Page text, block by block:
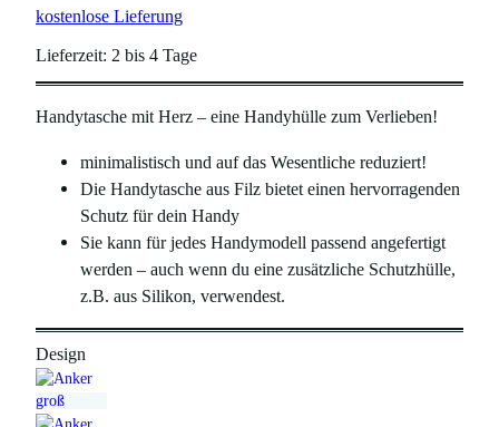
kostenlose Lieferung
Lieferzeit: 2 bis 4 Tage
Handytasche mit Herz – eine Handyhülle zum Verlieben!
minimalistisch und auf das Wesentliche reduziert!
Die Handytasche aus Filz bietet einen hervorragenden
Schutz für dein Handy
Sie kann für jedes Handymodell passend angefertigt
werden – auch wenn du eine zusätzliche Schutzhülle,
z.B. aus Silikon, verwendest.
Design